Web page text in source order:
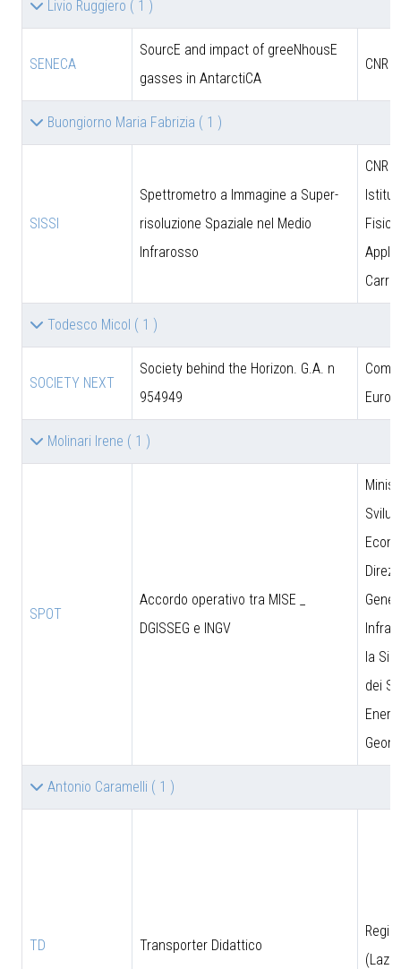
Livio Ruggiero ( 1 )
SENECA
SourcE and impact of greeNhousE
gasses in AntarctiCA
CNR
Buongiorno Maria Fabrizia ( 1 )
SISSI
Spettrometro a Immagine a Super-
risoluzione Spaziale nel Medio
Infrarosso
CNR -
Fisica
Todesco Micol ( 1 )
SOCIETY NEXT
Society behind the Horizon. G.A. n
954949
Molinari Irene ( 1 )
SPOT
Accordo operativo tra MISE _
DGISSEG e INGV
la
dei
Antonio Caramelli ( 1 )
TD Transporter Didattico